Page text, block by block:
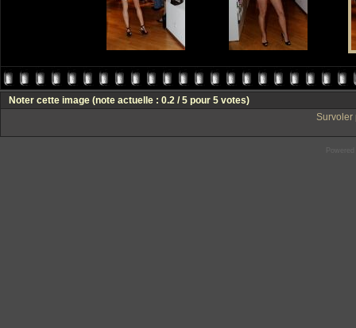
Noter cette image (note actuelle : 0.2 / 5 pour 5 votes)
Survoler